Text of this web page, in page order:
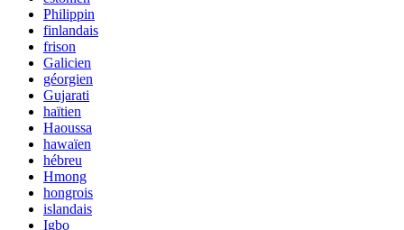
Philippin
finlandais
frison
Galicien
géorgien
Gujarati
haïtien
Haoussa
hawaïen
hébreu
Hmong
hongrois
islandais
Igbo